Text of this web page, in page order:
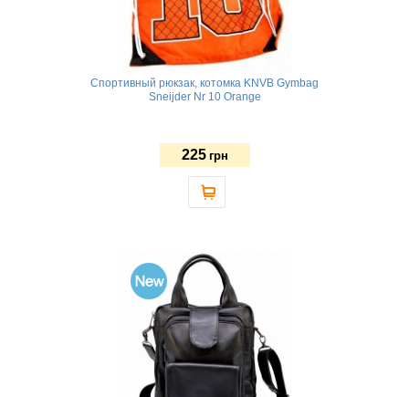
Спортивный рюкзак, котомка KNVB Gymbag
Sneijder Nr 10 Orange
225 грн